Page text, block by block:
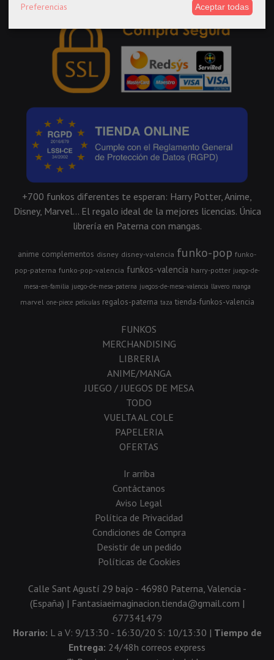
+700 funkos diferentes te esperan: Harry Potter, Anime,
Disney, Marvel... El regalo ideal de la mejores licencias. Única
librería en Paterna con mangas.
anime complementos disney disney-valencia funko-pop funko-
pop-paterna funko-pop-valencia funkos-valencia harry-potter juego-de-
mesa-en-familia juego-de-mesa-paterna juegos-de-mesa-valencia llavero manga
marvel one-piece peliculas regalos-paterna taza tienda-funkos-valencia
FUNKOS
MERCHANDISING
LIBRERIA
ANIME/MANGA
JUEGO / JUEGOS DE MESA
TODO
VUELTA AL COLE
PAPELERIA
OFERTAS
Ir arriba
Contáctanos
Aviso Legal
Política de Privacidad
Condiciones de Compra
Desistir de un pedido
Políticas de Cookies
Calle Sant Agustí 29 bajo - 46980 Paterna, Valencia -
(España) | Fantasiaeimaginacion.tienda@gmail.com |
677341479
Horario: L a V: 9/13:30 - 16:30/20 S: 10/13:30 | Tiempo de
Entrega: 24/48h correos express
Preferencias Aceptar todas